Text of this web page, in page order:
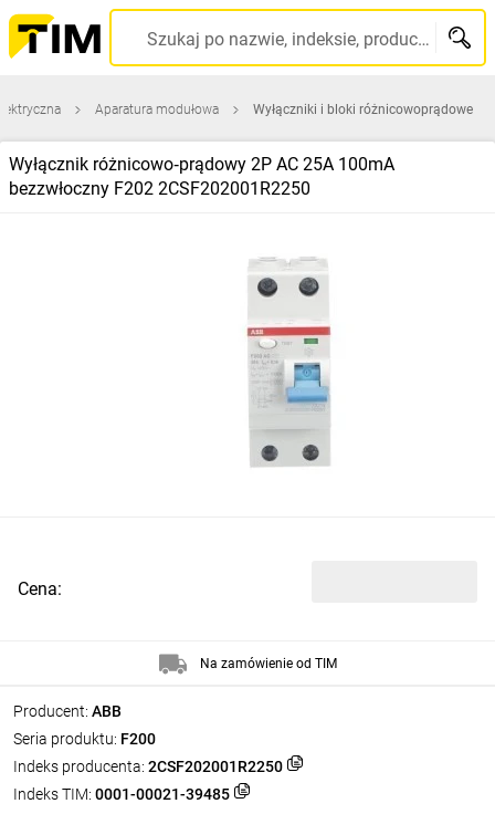
Szukaj po nazwie, indeksie, producencie, kodzie kreskowym...
Aparatura modułowa Wyłączniki i bloki różnicowoprądowe
Wyłącznik różnicowo‑prądowy 2P AC 25A 100mA
bezzwłoczny F202 2CSF202001R2250
Producent: ABB
Seria produktu: F200
Indeks producenta: 2CSF202001R2250
Indeks TIM: 0001-00021-39485
Cena:
Na zamówienie od TIM